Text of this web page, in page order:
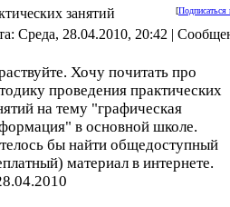
[Подписаться
занятий
Среда, 28.04.2010, 20:42 |
Хочу почитать про
проведения практических
на тему "графическая
в основной школе.
бы найти общедоступный
материал в интернете.